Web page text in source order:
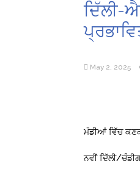
ਦਿੱਲੀ-
May 2, 2025
ਮੰਡੀਆਂ ਵਿੱਚ
ਨਵੀਂ ਦਿੱਲੀ/